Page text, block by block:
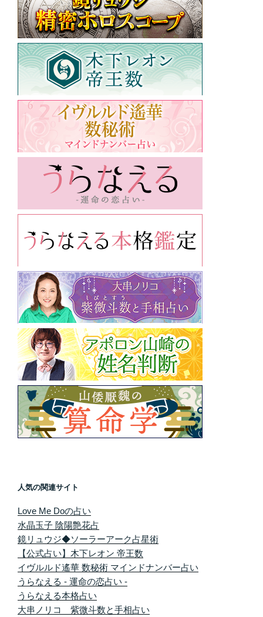
人気の関連サイト
Love Me Doの占い
水晶玉子 陰陽艶花占
鏡リュウジ◆ソーラーアーク占星術
【公式占い】木下レオン 帝王数
イヴルルド遙華 数秘術 マインドナンバー占い
うらなえる - 運命の恋占い -
うらなえる本格占い
大串ノリコ 紫微斗数と手相占い